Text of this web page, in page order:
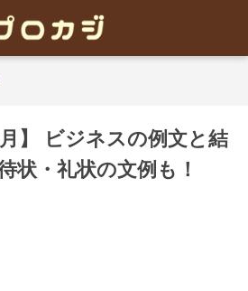
月】 ビジネスの例文と結
状・礼状の文例も！